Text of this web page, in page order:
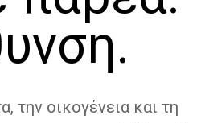
την οικογένεια και τη